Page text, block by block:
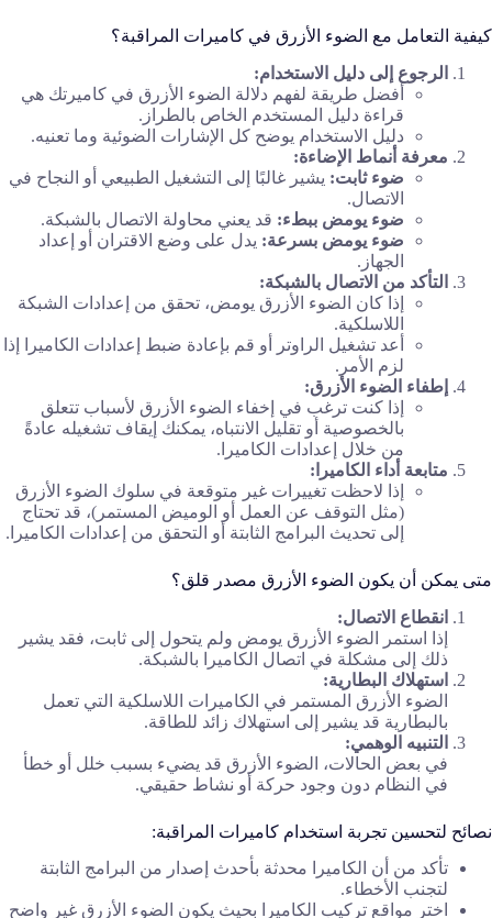
كيفية التعامل مع الضوء الأزرق في كاميرات المراقبة؟
الرجوع إلى دليل الاستخدام:
أفضل طريقة لفهم دلالة الضوء الأزرق في كاميرتك هي
قراءة دليل المستخدم الخاص بالطراز.
دليل الاستخدام يوضح كل الإشارات الضوئية وما تعنيه.
معرفة أنماط الإضاءة:
ضوء ثابت: يشير غالبًا إلى التشغيل الطبيعي أو النجاح في
الاتصال.
ضوء يومض ببطء: قد يعني محاولة الاتصال بالشبكة.
ضوء يومض بسرعة: يدل على وضع الاقتران أو إعداد
الجهاز.
التأكد من الاتصال بالشبكة:
إذا كان الضوء الأزرق يومض، تحقق من إعدادات الشبكة
اللاسلكية.
أعد تشغيل الراوتر أو قم بإعادة ضبط إعدادات الكاميرا إذا
لزم الأمر.
إطفاء الضوء الأزرق:
إذا كنت ترغب في إخفاء الضوء الأزرق لأسباب تتعلق
بالخصوصية أو تقليل الانتباه، يمكنك إيقاف تشغيله عادةً
من خلال إعدادات الكاميرا.
متابعة أداء الكاميرا:
إذا لاحظت تغييرات غير متوقعة في سلوك الضوء الأزرق
(مثل التوقف عن العمل أو الوميض المستمر)، قد تحتاج
إلى تحديث البرامج الثابتة أو التحقق من إعدادات الكاميرا.
متى يمكن أن يكون الضوء الأزرق مصدر قلق؟
انقطاع الاتصال:
إذا استمر الضوء الأزرق يومض ولم يتحول إلى ثابت، فقد يشير
ذلك إلى مشكلة في اتصال الكاميرا بالشبكة.
استهلاك البطارية:
الضوء الأزرق المستمر في الكاميرات اللاسلكية التي تعمل
بالبطارية قد يشير إلى استهلاك زائد للطاقة.
التنبيه الوهمي:
في بعض الحالات، الضوء الأزرق قد يضيء بسبب خلل أو خطأ
في النظام دون وجود حركة أو نشاط حقيقي.
نصائح لتحسين تجربة استخدام كاميرات المراقبة:
تأكد من أن الكاميرا محدثة بأحدث إصدار من البرامج الثابتة
لتجنب الأخطاء.
اختر مواقع تركيب الكاميرا بحيث يكون الضوء الأزرق غير واضح